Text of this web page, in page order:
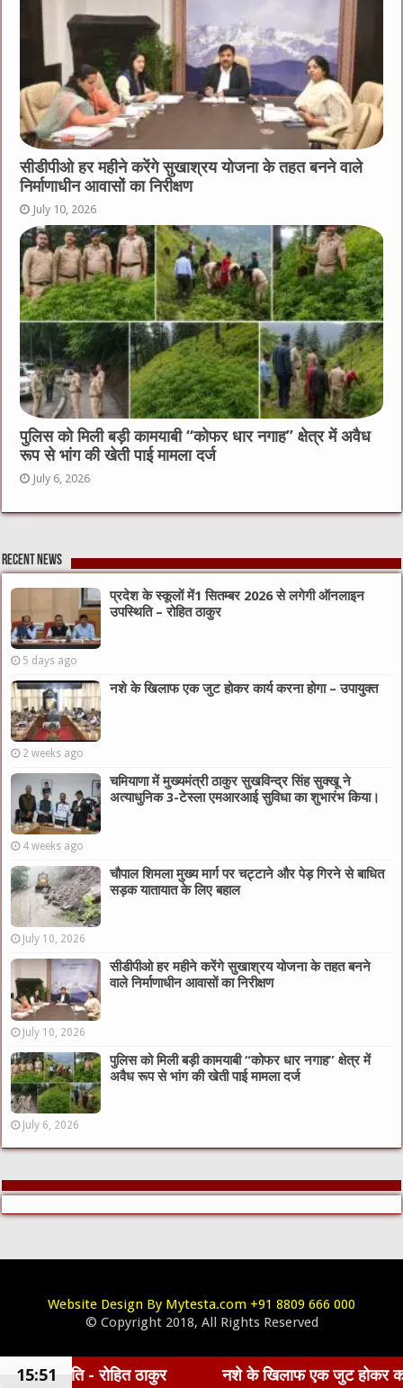
सीडीपीओ हर महीने करेंगे सुखाश्रय योजना के तहत बनने वाले
निर्माणाधीन आवासों का निरीक्षण
July 10, 2026
पुलिस को मिली बड़ी कामयाबी “कोफर धार नगाह” क्षेत्र में अवैध
रूप से भांग की खेती पाई मामला दर्ज
July 6, 2026
Recent News
प्रदेश के स्कूलों में1 सितम्बर 2026 से लगेगी ऑनलाइन
उपस्थिति – रोहित ठाकुर
5 days ago
नशे के खिलाफ एक जुट होकर कार्य करना होगा – उपायुक्त
2 weeks ago
चमियाणा में मुख्यमंत्री ठाकुर सुखविन्द्र सिंह सुक्खू ने
अत्याधुनिक 3-टेस्ला एमआरआई सुविधा का शुभारंभ किया।
4 weeks ago
चौपाल शिमला मुख्य मार्ग पर चट्टाने और पेड़ गिरने से बाधित
सड़क यातायात के लिए बहाल
July 10, 2026
सीडीपीओ हर महीने करेंगे सुखाश्रय योजना के तहत बनने
वाले निर्माणाधीन आवासों का निरीक्षण
July 10, 2026
पुलिस को मिली बड़ी कामयाबी “कोफर धार नगाह” क्षेत्र में
अवैध रूप से भांग की खेती पाई मामला दर्ज
July 6, 2026
Website Design By Mytesta.com +91 8809 666 000
© Copyright 2018, All Rights Reserved
ठाकुर नशे के खिलाफ एक जुट होकर कार्य करना होगा -
15:51